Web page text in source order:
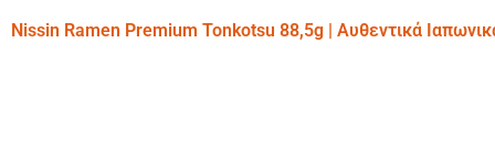
Nissin Ramen Premium Tonkotsu 88,5g | Αυθεντικά